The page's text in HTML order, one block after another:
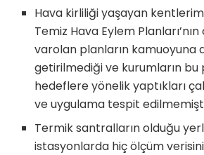
Hava kirliliği yaşayan
Temiz Hava Eylem
varolan planların kamuoyuna
getirilmediği ve kurumların bu
hedeflere yönelik yaptıkları
ve uygulama tespit
Termik santralların olduğu
istasyonlarda hiç ölçüm